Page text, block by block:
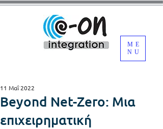
ME
NU
Beyond Net-Zero: Μια
επιχειρηματική
11 Μαΐ 2022